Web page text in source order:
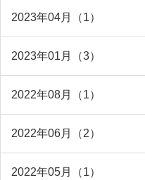
2023年04月（1）
2023年01月（3）
2022年08月（1）
2022年06月（2）
2022年05月（1）